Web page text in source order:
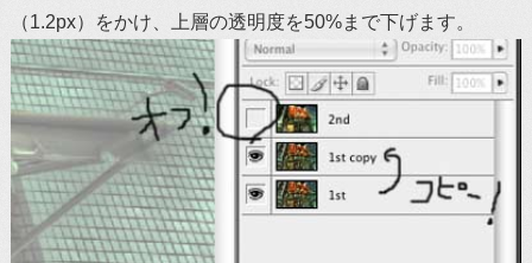
（1.2px）をかけ、上層の透明度を50%まで下げます。